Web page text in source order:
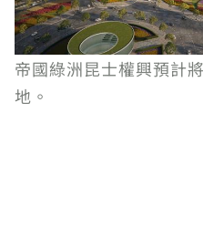
帝國綠洲昆士權興預計
地。